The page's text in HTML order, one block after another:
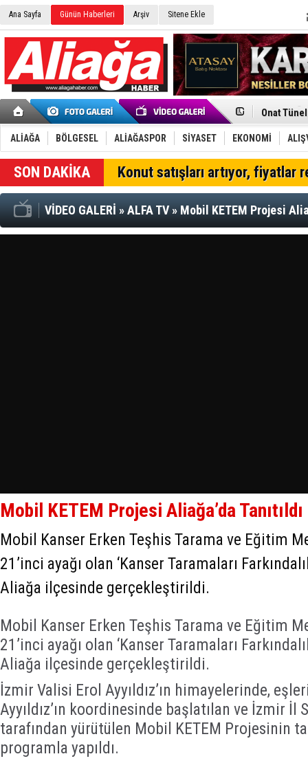
Ana Sayfa Günün Haberleri Arşiv Sitene Ekle
İzmir'in
Çağrısı
Onat
Menemen
Aliağa'da
Furkan
Chp
AK Parti
Trafiği
ALİAĞA BÖLGESEL ALİAĞASPOR SİYASET EKONOMİ
SON DAKİKA Konut satışları artıyor, fiyatlar
VİDEO GALERİ »ALFA TV» Mobil KETEM Projesi
Mobil KETEM Projesi Aliağa’da Tanıtıldı
Mobil Kanser Erken Teşhis Tarama ve Eğitim
21’inci ayağı olan ‘Kanser Taramaları
Aliağa ilçesinde gerçekleştirildi.
Mobil Kanser Erken Teşhis Tarama ve Eğitim
21’inci ayağı olan ‘Kanser Taramaları
Aliağa ilçesinde gerçekleştirildi.
İzmir Valisi Erol Ayyıldız’ın himayelerinde,
Ayyıldız’ın koordinesinde başlatılan ve İzmir İl
tarafından yürütülen Mobil KETEM Projesinin
programla yapıldı.